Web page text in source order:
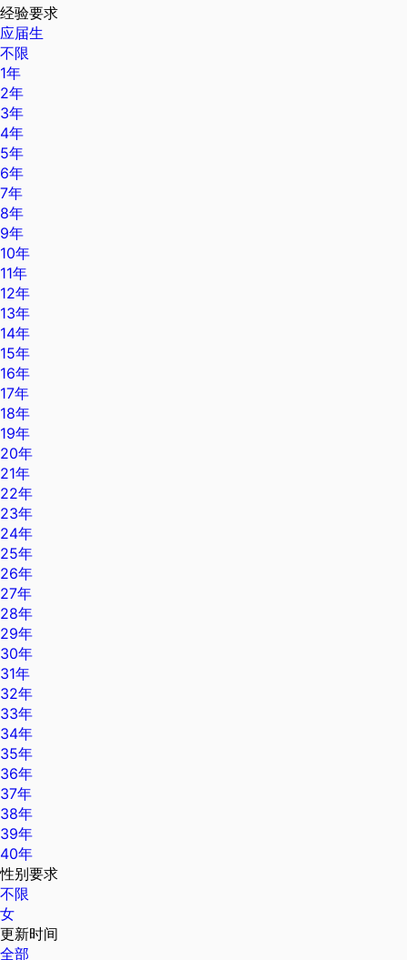
经验要求
应届生
不限
1年
2年
3年
4年
5年
6年
7年
8年
9年
10年
11年
12年
13年
14年
15年
16年
17年
18年
19年
20年
21年
22年
23年
24年
25年
26年
27年
28年
29年
30年
31年
32年
33年
34年
35年
36年
37年
38年
39年
40年
性别要求
不限
女
更新时间
全部